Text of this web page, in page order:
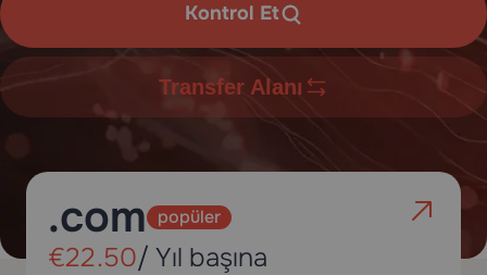
Kontrol Et
Transfer Alanı
.com popüler
€22.50/ Yıl başına